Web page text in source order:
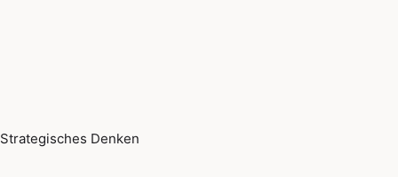
Strategisches Denken